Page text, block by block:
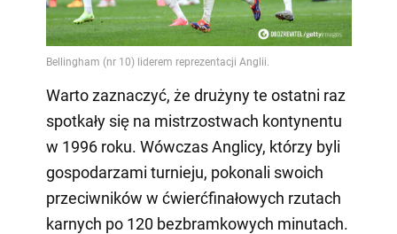
Warto zaznaczyć, że drużyny te ostatni raz
spotkały się na mistrzostwach kontynentu
w 1996 roku. Wówczas Anglicy, którzy byli
gospodarzami turnieju, pokonali swoich
przeciwników w ćwierćfinałowych rzutach
karnych po 120 bezbramkowych minutach.